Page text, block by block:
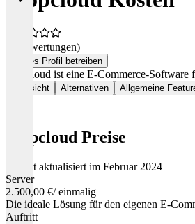
(0 Bewertungen)
Dieses Profil betreiben
shopcloud ist eine E-Commerce-
Übersicht Alternativen Allgemeine
shopcloud Preise
Zuletzt aktualisiert im Februar 2024
Server
2.500,00 €/ einmalig
Die ideale Lösung für den eigenen E-
Auftritt